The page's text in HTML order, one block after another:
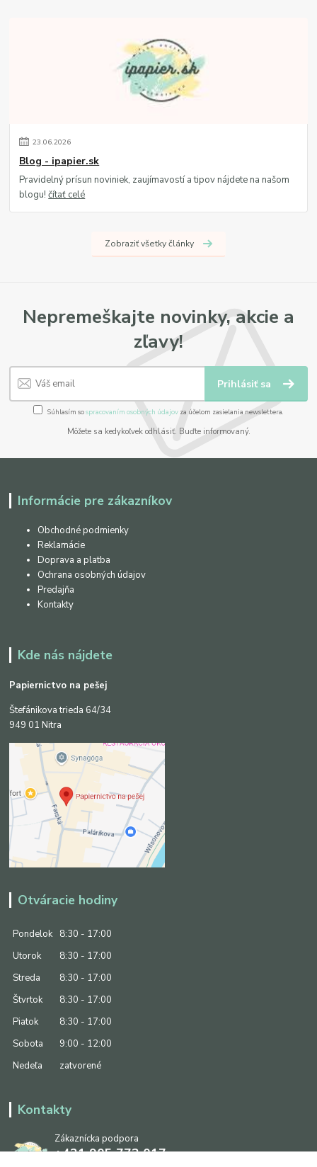
23.06.2026
Blog - ipapier.sk
Pravidelný prísun noviniek, zaujímavostí a tipov nájdete na našom
blogu!čítať celé
Zobraziť všetky články
Nepremeškajte novinky, akcie a
zľavy!
Prihlásiť sa
Súhlasím sospracovaním osobných údajov za účelom zasielania newslettera.
Môžete sa kedykoľvek odhlásiť. Buďte informovaný.
Informácie pre zákazníkov
Obchodné podmienky
Reklamácie
Doprava a platba
Ochrana osobných údajov
Predajňa
Kontakty
Kde nás nájdete
Papiernictvo na pešej
Štefánikova trieda 64/34
949 01 Nitra
Otváracie hodiny
Pondelok
8:30 - 17:00
Utorok
8:30 - 17:00
Streda
8:30 - 17:00
Štvrtok
8:30 - 17:00
Piatok
8:30 - 17:00
Sobota
9:00 - 12:00
Nedeľa
zatvorené
Kontakty
Zákaznícka podpora
+421 905 773 017